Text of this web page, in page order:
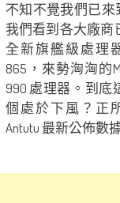
不知不覺我們已來
我們看到各大廠商
全新旗艦級處理
865，來勢洶洶的
990 處理器。到底
個處於下風？正
Antutu 最新公佈數